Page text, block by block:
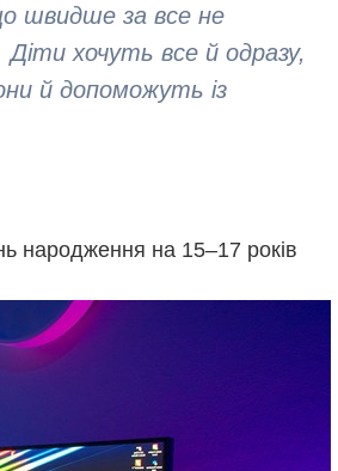
швидше за все не
Діти хочуть все й одразу,
й допоможуть із
народження на 15–17 років